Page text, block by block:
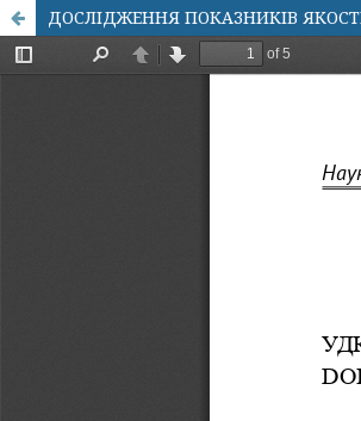
ДОСЛІДЖЕННЯ ПОКАЗНИКІВ